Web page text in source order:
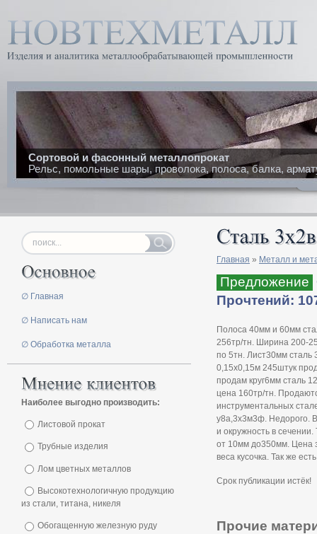
Сортовой и фасонный металлопрокат
Рельс, помольные шары, проволока, полоса, балка,
Главная » Металл и
Предложение
Прочтений:
Полоса 40мм и 60мм
256тр/тн. Ширина 200-
по 5тн. Лист30мм сталь
0,15х0,15м 245штук
продам круг6мм сталь
цена 160тр/тн.
инструментальных
у8а,3х3м3ф. Недорого.
и окружность в
от 10мм до350мм. Цена
веса кусочка. Так же
Срок публикации истёк!
Прочие
∅ Главная
∅ Написать нам
∅ Обработка металла
Наиболее выгодно производить:
Листовой прокат
Трубные изделия
Лом цветных металлов
Высокотехнологичную продукцию
из стали, титана, никеля
Обогащенную железную руду